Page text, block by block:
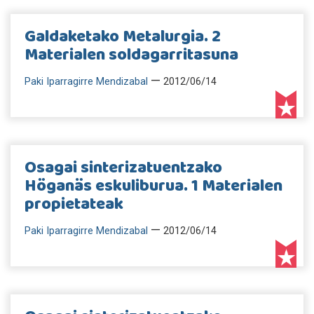
Galdaketako Metalurgia. 2
Materialen soldagarritasuna
Paki Iparragirre Mendizabal — 2012/06/14
Osagai sinterizatuentzako
Höganäs eskuliburua. 1 Materialen
propietateak
Paki Iparragirre Mendizabal — 2012/06/14